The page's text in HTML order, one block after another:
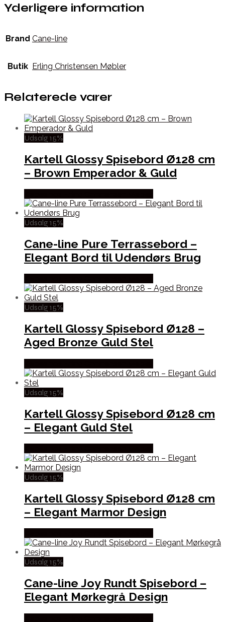
Yderligere information
Brand Cane-line
Butik Erling Christensen Møbler
Relaterede varer
Udsalg 15%
Kartell Glossy Spisebord Ø128 cm
– Brown Emperador & Guld
Udsalg 15%
Cane-line Pure Terrassebord –
Elegant Bord til Udendørs Brug
Udsalg 15%
Kartell Glossy Spisebord Ø128 –
Aged Bronze Guld Stel
Udsalg 15%
Kartell Glossy Spisebord Ø128 cm
– Elegant Guld Stel
Udsalg 15%
Kartell Glossy Spisebord Ø128 cm
– Elegant Marmor Design
Udsalg 15%
Cane-line Joy Rundt Spisebord –
Elegant Mørkegrå Design